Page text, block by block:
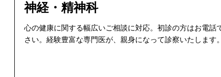
神経・精神科
心の健康に関する幅広いご相談に対応。初診の方はお電話
さい。経験豊富な専門医が、親身になって診察いたします